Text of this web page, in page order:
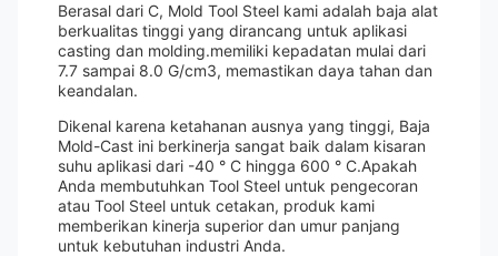
Berasal dari C, Mold Tool Steel kami adalah baja alat
berkualitas tinggi yang dirancang untuk aplikasi
casting dan molding.memiliki kepadatan mulai dari
7.7 sampai 8.0 G/cm3, memastikan daya tahan dan
keandalan.
Dikenal karena ketahanan ausnya yang tinggi, Baja
Mold-Cast ini berkinerja sangat baik dalam kisaran
suhu aplikasi dari -40 ° C hingga 600 ° C.Apakah
Anda membutuhkan Tool Steel untuk pengecoran
atau Tool Steel untuk cetakan, produk kami
memberikan kinerja superior dan umur panjang
untuk kebutuhan industri Anda.